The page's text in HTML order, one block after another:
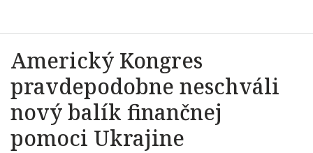
Americký Kongres
pravdepodobne neschváli
nový balík finančnej
pomoci Ukrajine